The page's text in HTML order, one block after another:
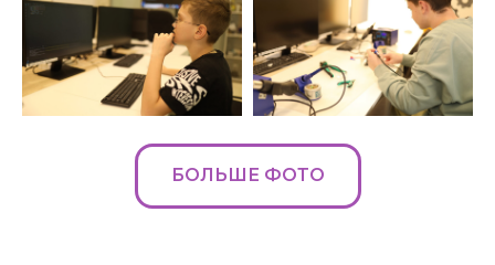
БОЛЬШЕ ФОТО